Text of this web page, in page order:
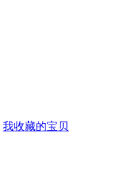
我收藏的宝贝